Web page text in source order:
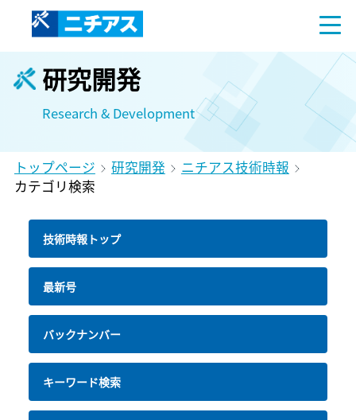
研究開発
Research & Development
トップページ 研究開発
ニチアス技術時報
カテゴリ検索
技術時報トップ
最新号
バックナンバー
キーワード検索